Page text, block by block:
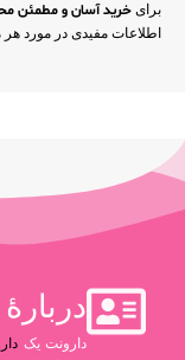
برای خرید آسان و مطمئن
اطلاعات مفیدی در مورد
دارونت یک